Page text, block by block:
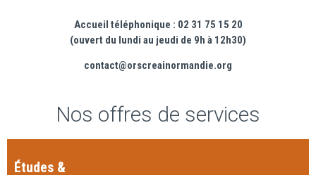
Accueil téléphonique : 02 31 75 15 20
(ouvert du lundi au jeudi de 9h à 12h30)
contact@orscreainormandie.org
Nos offres de services
Études &